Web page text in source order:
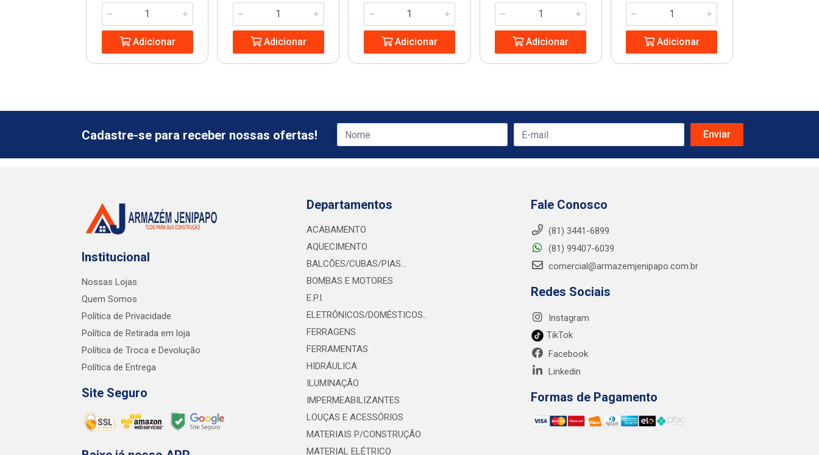
Adicionar Adicionar Adicionar Adicionar Adicionar
Cadastre-se para receber nossas ofertas!
Institucional
Nossas Lojas
Quem Somos
Política de Privacidade
Política de Retirada em loja
Política de Troca e Devolução
Política de Entrega
Site Seguro
Departamentos
ACABAMENTO
AQUECIMENTO
BALCÕES/CUBAS/PIAS...
BOMBAS E MOTORES
E.P.I.
ELETRÔNICOS/DOMÉSTICOS..
FERRAGENS
FERRAMENTAS
HIDRÁULICA
ILUMINAÇÃO
IMPERMEABILIZANTES
LOUÇAS E ACESSÓRIOS
MATERIAIS P/CONSTRUÇÃO
MATERIAL ELÉTRICO
Fale Conosco
(81) 3441-6899
(81) 99407-6039
comercial@armazemjenipapo.com.br
Redes Sociais
Instagram
TikTok
Facebook
Linkedin
Formas de Pagamento